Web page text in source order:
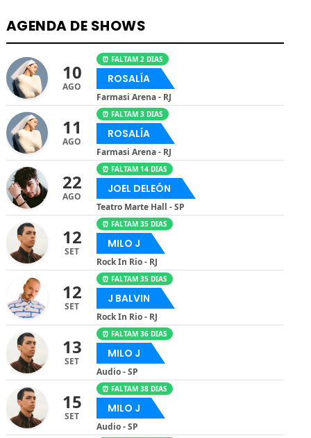
AGENDA DE SHOWS
10
AGO
⏰ FALTAM 2 DIAS
ROSALÍA
Farmasi Arena - RJ
11
AGO
⏰ FALTAM 3 DIAS
ROSALÍA
Farmasi Arena - RJ
22
AGO
⏰ FALTAM 14 DIAS
JOEL DELEÓN
Teatro Marte Hall - SP
12
SET
⏰ FALTAM 35 DIAS
MILO J
Rock In Rio - RJ
12
SET
⏰ FALTAM 35 DIAS
J BALVIN
Rock In Rio - RJ
13
SET
⏰ FALTAM 36 DIAS
MILO J
Audio - SP
15
SET
⏰ FALTAM 38 DIAS
MILO J
Audio - SP